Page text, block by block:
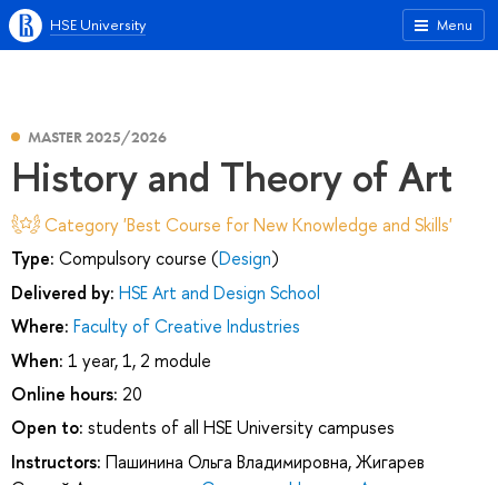
Menu
HSE University
MASTER 2025/2026
History and Theory of Art
Category 'Best Course for New Knowledge and Skills'
Type: Compulsory course (Design)
Delivered by: HSE Art and Design School
Where: Faculty of Creative Industries
When: 1 year, 1, 2 module
Online hours: 20
Open to: students of all HSE University campuses
Instructors: Пашинина Ольга Владимировна,Жигарев